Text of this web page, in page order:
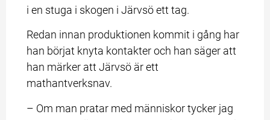
i en stuga i skogen i Järvsö ett tag.
Redan innan produktionen kommit i gång har
han börjat knyta kontakter och han säger att
han märker att Järvsö är ett
mathantverksnav.
– Om man pratar med människor tycker jag